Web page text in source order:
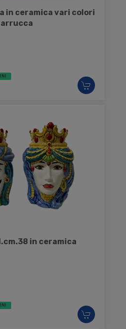
in ceramica vari colori
in ceramica